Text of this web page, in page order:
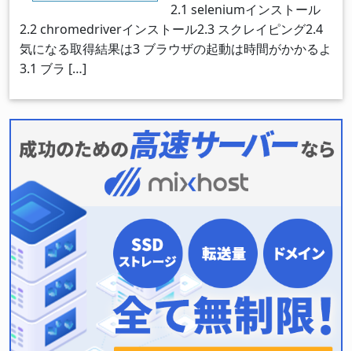
2.1 seleniumインストール
2.2 chromedriverインストール2.3 スクレイピング2.4
気になる取得結果は3 ブラウザの起動は時間がかかるよ
3.1 ブラ […]